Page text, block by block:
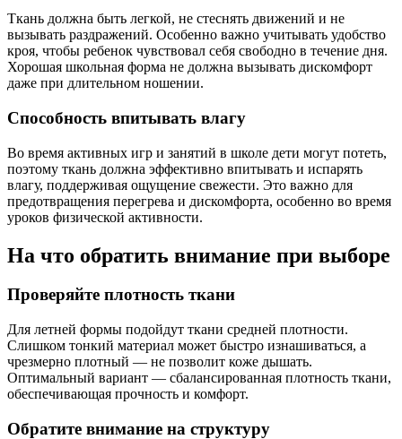
Ткань должна быть легкой, не стеснять движений и не
вызывать раздражений. Особенно важно учитывать удобство
кроя, чтобы ребенок чувствовал себя свободно в течение дня.
Хорошая школьная форма не должна вызывать дискомфорт
даже при длительном ношении.
Способность впитывать влагу
Во время активных игр и занятий в школе дети могут потеть,
поэтому ткань должна эффективно впитывать и испарять
влагу, поддерживая ощущение свежести. Это важно для
предотвращения перегрева и дискомфорта, особенно во время
уроков физической активности.
На что обратить внимание при выборе
Проверяйте плотность ткани
Для летней формы подойдут ткани средней плотности.
Слишком тонкий материал может быстро изнашиваться, а
чрезмерно плотный — не позволит коже дышать.
Оптимальный вариант — сбалансированная плотность ткани,
обеспечивающая прочность и комфорт.
Обратите внимание на структуру